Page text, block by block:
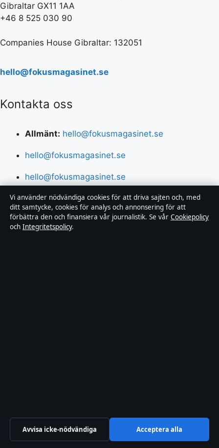
Gibraltar GX11 1AA
+46 8 525 030 90
Companies House Gibraltar: 132051
hello@fokusmagasinet.se
Kontakta oss
Allmänt: hello@fokusmagasinet.se
hello@fokusmagasinet.se
hello@fokusmagasinet.se
hello@fokusmagasinet.se
+46 8 525 030 90
Förtroende & standarder
Vi använder nödvändiga cookies för att driva sajten och, med
ditt samtycke, cookies för analys och annonsering för att
förbättra den och finansiera vår journalistik. Se vår Cookiepolicy
och Integritetspolicy.
Avvisa icke-nödvändiga Acceptera alla